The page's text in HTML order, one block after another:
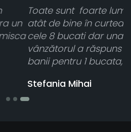
și funcționează
din spate. A primit toate
nu a funcționat,
rapid și a rambursat
Multumesc